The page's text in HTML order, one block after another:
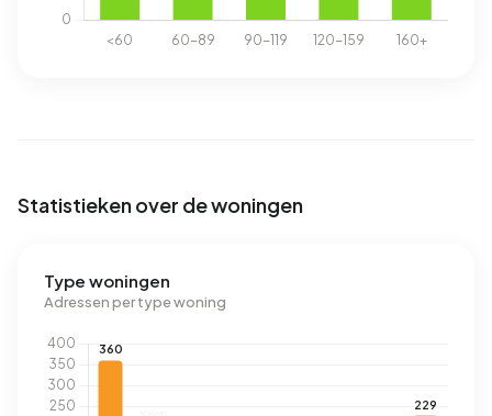
Statistieken over de woningen
Type woningen
Adressen per type woning